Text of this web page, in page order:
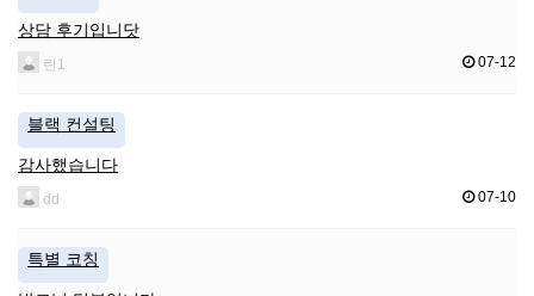
상담 후기입니닷
린1 07-12
블랙 컨설팅
감사했습니다
dd 07-10
특별 코칭